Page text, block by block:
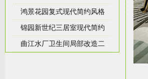
鸿景花园复式现代简约风格
锦园新世纪三居室现代简约
曲江水厂卫生间局部改造二